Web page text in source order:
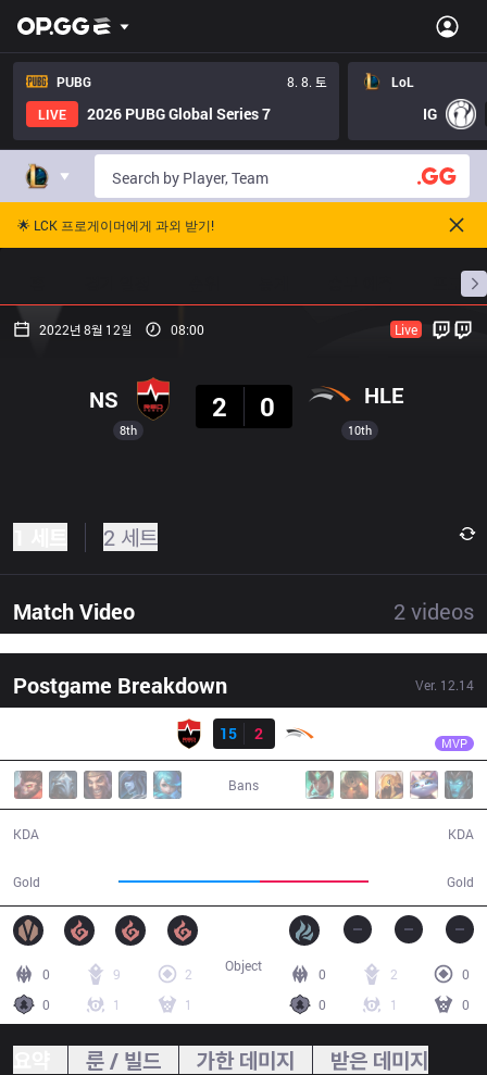
PUBG
8. 8. 토
LIVE
2026 PUBG Global Series 7
LoL
IG
🌟 LCK 프로게이머에게 과외 받기!
프로빌
2022년 8월 12일 08:00 Live
8th
NS
2
0 HLE
10th
2 세트
Match Video 2 videos
Postgame Breakdown Ver. 12.14
15
2 MVP
Bans
KDA
Gold Gold
KDA
0 9
2
0
1 1
0 2
0
0
1 0
Object
룬 / 빌드 가한 데미지 받은 데미지